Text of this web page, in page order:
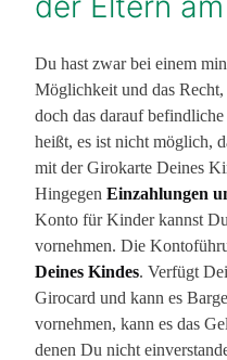
Du hast zwar bei einem
Möglichkeit und das
doch das darauf
heißt, es ist nicht möglich,
mit der Girokarte Deines
Hingegen Einzahlungen
Konto für Kinder kannst
vornehmen. Die
Deines Kindes. Verfügt
Girocard und kann es
vornehmen, kann es das
denen Du nicht